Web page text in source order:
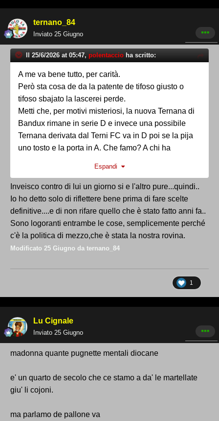
ternano_84
Inviato 25 Giugno
Il 25/6/2026 at 05:47, polentaccio ha scritto:
A me va bene tutto, per carità.
Però sta cosa de da la patente de tifoso giusto o
tifoso sbajato la lascerei perde.
Metti che, per motivi misteriosi, la nuova Ternana di
Bandux rimane in serie D e invece una possibile
Ternana derivata dal Terni FC va in D poi se la pija
uno tosto e la porta in A. Che famo? A chi ha
Ognuno tifa come crede e a modo suo, pijamocela
co chi ci ha distrutto e lasciamo fa chi smadonna
come noi...
Espandi
Inveisco contro di lui un giorno si e l'altro pure...quindi..
Io ho detto solo di riflettere bene prima di fare scelte
definitive....e di non rifare quello che è stato fatto anni fa..
Sono logoranti entrambe le cose, semplicemente perché
c'è la politica di mezzo,che è stata la nostra rovina.
Modificato 25 Giugno da ternano_84
1
Lu Cignale
Inviato 25 Giugno
madonna quante pugnette mentali diocane
e' un quarto de secolo che ce stamo a da' le martellate
giu' li cojoni.
ma parlamo de pallone va